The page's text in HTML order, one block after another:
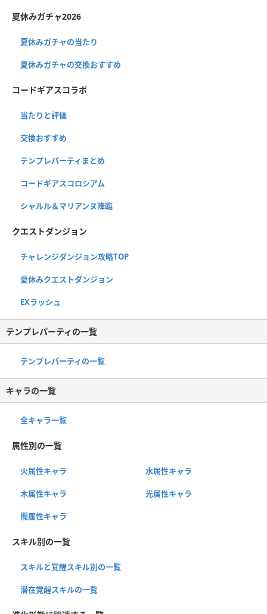
夏休みガチャ2026
夏休みガチャの当たり
夏休みガチャの交換おすすめ
コードギアスコラボ
当たりと評価
交換おすすめ
テンプレパーティまとめ
コードギアスコロシアム
シャルル＆マリアンヌ降臨
クエストダンジョン
チャレンジダンジョン攻略TOP
夏休みクエストダンジョン
EXラッシュ
テンプレパーティの一覧
テンプレパーティの一覧
キャラの一覧
全キャラ一覧
属性別の一覧
火属性キャラ 水属性キャラ
木属性キャラ 光属性キャラ
闇属性キャラ
スキル別の一覧
スキルと覚醒スキル別の一覧
潜在覚醒スキルの一覧